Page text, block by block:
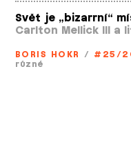
Svět je „bizarrní“
Carlton Mellick III a
BORIS HOKR / #25/
různé